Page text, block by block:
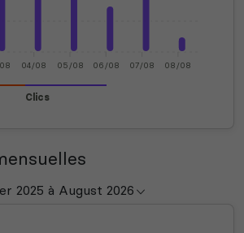
04/08 05/08 06/08 07/08 08/08
Clics